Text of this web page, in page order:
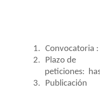
1. Convocatoria :
2.
Plazo de
peticiones:
3.
Publicación